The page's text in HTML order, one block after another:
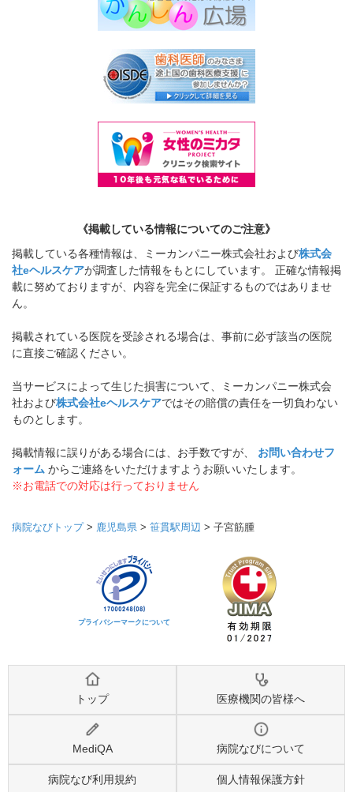
《掲載している情報についてのご注意》
掲載している各種情報は、ミーカンパニー株式会社および株式会
社eヘルスケアが調査した情報をもとにしています。 正確な情報掲
載に努めておりますが、内容を完全に保証するものではありませ
ん。
掲載されている医院を受診される場合は、事前に必ず該当の医院
に直接ご確認ください。
当サービスによって生じた損害について、ミーカンパニー株式会
社および株式会社eヘルスケアではその賠償の責任を一切負わない
ものとします。
掲載情報に誤りがある場合には、お手数ですが、 お問い合わせフ
ォーム からご連絡をいただけますようお願いいたします。
※お電話での対応は行っておりません
病院なびトップ> 鹿児島県 > 笹貫駅周辺 > 子宮筋腫
プライバシーマークについて
トップ 医療機関の皆様へ
MediQA 病院なびについて
病院なび利用規約 個人情報保護方針